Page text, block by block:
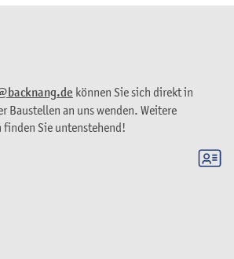
können Sie sich direkt in
Baustellen an uns wenden. Weitere
Sie untenstehend!